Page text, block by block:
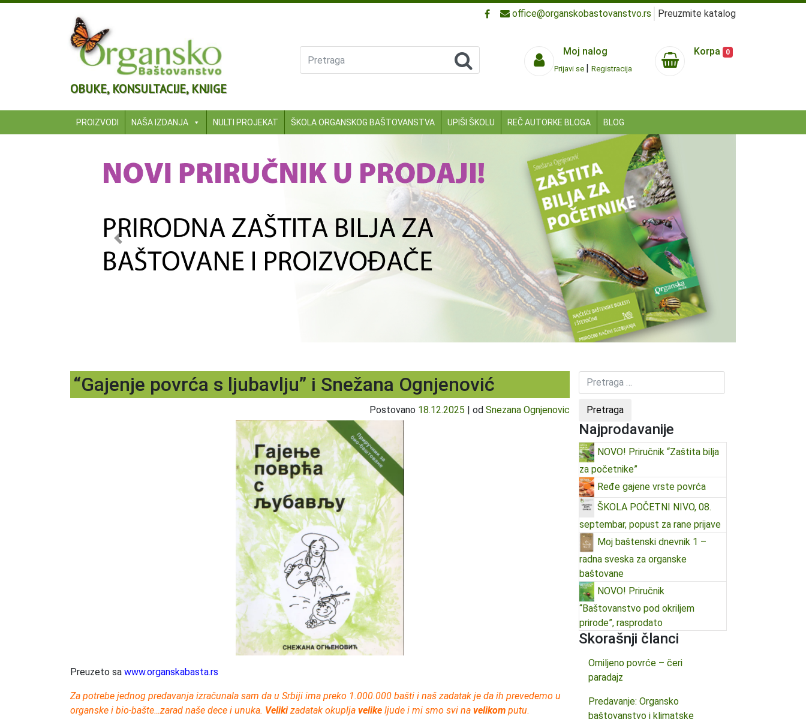
OBUKE, KONSULTACIJE, KNJIGE
office@organskobastovanstvo.rs Preuzmite katalog
Moj nalog
Prijavi se | Registracija
Korpa 0
Pretraga
PROIZVODI NAŠA IZDANJA NULTI PROJEKAT ŠKOLA ORGANSKOG BAŠTOVANSTVA UPIŠI ŠKOLU REČ AUTORKE BLOGA BLOG
Previous Next
“Gajenje povrća s ljubavlju” i Snežana Ognjenović
Postovano 18.12.2025 | od Snezana Ognjenovic
Preuzeto sa www.organskabasta.rs
Za potrebe jednog predavanja izračunala sam da u Srbiji ima preko 1.000.000 bašti i naš zadatak je da ih prevedemo u
organske i bio-bašte…zarad naše dece i unuka. Velikizadatak okuplja velike ljude i mi smo svi na velikom putu.
Najprodavanije
NOVO! Priručnik “Zaštita bilja
za početnike”
Ređe gajene vrste povrća
ŠKOLA POČETNI NIVO, 08.
septembar, popust za rane prijave
Moj baštenski dnevnik 1 –
radna sveska za organske
baštovane
NOVO! Priručnik
“Baštovanstvo pod okriljem
prirode”, rasprodato
Skorašnji članci
Omiljeno povrće – čeri
paradajz
Predavanje: Organsko
baštovanstvo i klimatske